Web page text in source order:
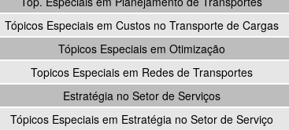
Tópicos Especiais em Custos no Transporte de Cargas
Tópicos Especiais em Otimização
Topicos Especiais em Redes de Transportes
Estratégia no Setor de Serviços
Tópicos Especiais em Estratégia no Setor de Serviço